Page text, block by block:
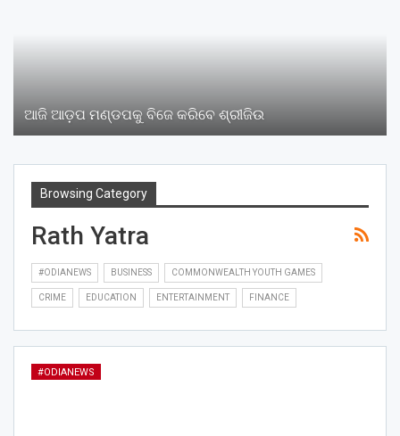
ଆଜି ଆଡ଼ପ ମଣ୍ଡପକୁ ବିଜେ କରିବେ ଶ୍ରୀଜିଉ
Browsing Category
Rath Yatra
#ODIANEWS BUSINESS COMMONWEALTH YOUTH GAMES
CRIME EDUCATION ENTERTAINMENT FINANCE
#ODIANEWS